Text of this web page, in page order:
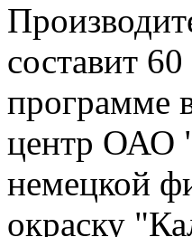
составит
программе
центр ОАО
немецкой
окраску